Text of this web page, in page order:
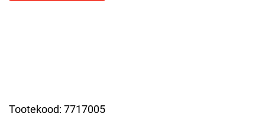
Tootekood: 7717005